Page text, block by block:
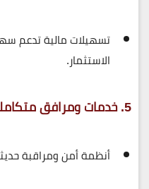
تسهيلات مالية تدعم
الاستثمار.
5. خدمات ومرافق متكاملة
أنظمة أمن ومراقبة